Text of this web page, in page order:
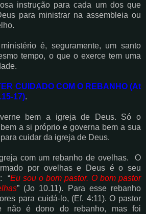
instrução para cada um dos que
para ministrar na assembleia ou
é, seguramente, um santo
tempo, o que o exerce tem uma
CUIDADO COM O REBANHO (At
17).
bem a igreja de Deus. Só o
a si próprio e governa bem a sua
cuidar da igreja de Deus.
com um rebanho de ovelhas. O
por ovelhas e Deus é o seu
“Eu sou o bom pastor. O bom pastor
” (Jo 10.11). Para esse rebanho
para cuidá-lo, (Ef. 4:11). O pastor
não é dono do rebanho, mas foi